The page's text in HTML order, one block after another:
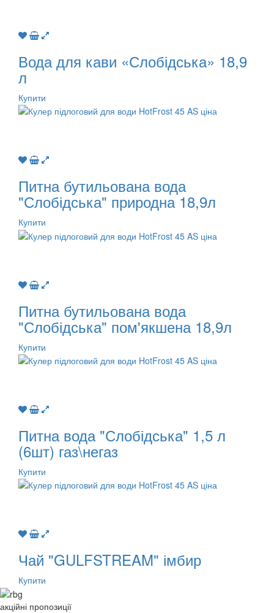
Вода для кави «Слобідська» 18,9
л
Купити
Питна бутильована вода
"Слобідська" природна 18,9л
Купити
Питна бутильована вода
"Слобідська" пом'якшена 18,9л
Купити
Питна вода "Слобідська" 1,5 л
(6шт) газ\негаз
Купити
Чай "GULFSTREAM" імбир
Купити
акційні пропозиції